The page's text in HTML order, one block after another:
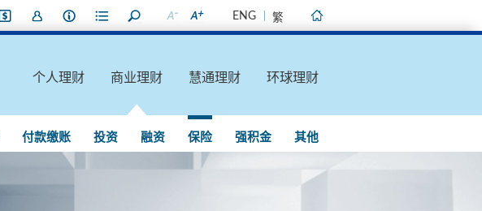
ENG 繁
个人理财 商业理财 慧通理财 环球理财
付款缴账 投资 融资 保险 强积金 其他